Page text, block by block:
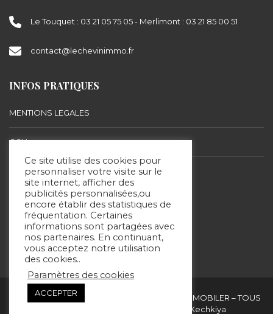
Le Touquet : 03 21 05 75 05 - Merlimont : 03 21 85 00 51
contact@lechevinimmo.fr
INFOS PRATIQUES
MENTIONS LEGALES
CGU
BARÈME D’HONORAIRES
SUIVEZ-NOUS
Copyright & copies. 2020 © ERIC LECHEVIN IMMOBILER – TOUS
DROITS RÉSERVÉS - Site réalisé par Kechkiya
Ce site utilise des cookies pour
personnaliser votre visite sur le
site internet, afficher des
publicités personnalisées,ou
encore établir des statistiques de
fréquentation. Certaines
informations sont partagées avec
nos partenaires. En continuant,
vous acceptez notre utilisation
des cookies..
Paramètres des cookies
ACCEPTER